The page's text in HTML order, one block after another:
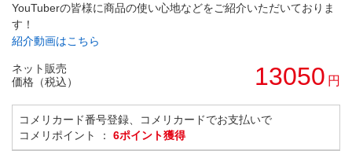
YouTuberの皆様に商品の使い心地などをご紹介いただいておりま
す！
紹介動画はこちら
ネット販売
価格（税込）
13050 円
コメリカード番号登録、コメリカードでお支払いで
コメリポイント ： 6ポイント獲得